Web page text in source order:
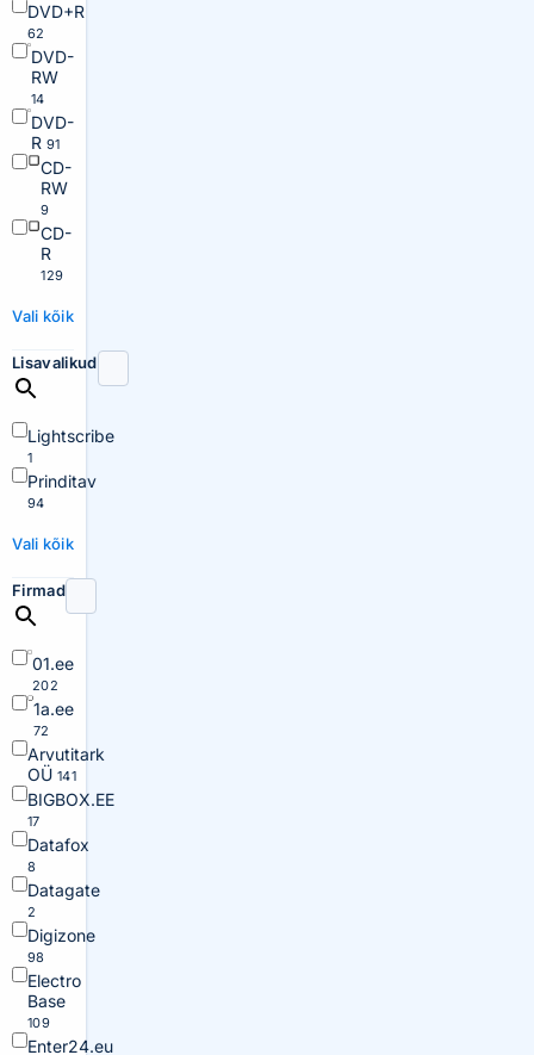
DVD+R
62
DVD-
RW
14
DVD-
R 91
CD-
RW
9
CD-
R
129
Vali kõik
Lisavalikud
Lightscribe
1
Prinditav
94
Vali kõik
Firmad
01.ee
202
1a.ee
72
Arvutitark
OÜ 141
BIGBOX.EE
17
Datafox
8
Datagate
2
Digizone
98
Electro
Base
109
Enter24.eu